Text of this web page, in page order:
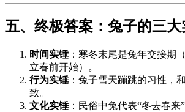
五、终极答案：兔子的三
时间实锤：寒冬末尾是兔年交接期
立春前开始）。
行为实锤：兔子雪天蹦跳的习性，
致。
文化实锤：民俗中兔代表“冬去春来